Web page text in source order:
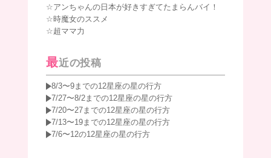
アンちゃんの日本が好きすぎてたまらんバイ！
時魔女のススメ
超ママ力
最近の投稿
8/3〜9までの12星座の星の行方
7/27〜8/2までの12星座の星の行方
7/20〜27までの12星座の星の行方
7/13〜19までの12星座の星の行方
7/6〜12の12星座の星の行方